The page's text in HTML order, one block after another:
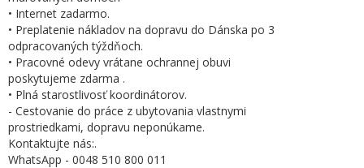
• Internet zadarmo.
• Preplatenie nákladov na dopravu do Dánska po 3
odpracovaných týždňoch.
• Pracovné odevy vrátane ochrannej obuvi
poskytujeme zdarma .
• Plná starostlivosť koordinátorov.
- Cestovanie do práce z ubytovania vlastnymi
prostriedkami, dopravu neponúkame.
Kontaktujte nás:.
WhatsApp - 0048 510 800 011